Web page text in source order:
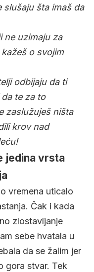
slušaju šta imaš da
ne uzimaju za
o svojim
odbijaju da ti
te za to
zaslužuješ ništa
krov nad
jedina vrsta
vremena uticalo
Čak i kada
zlostavljanje
sebe hvatala u
da se žalim jer
gora stvar. Tek